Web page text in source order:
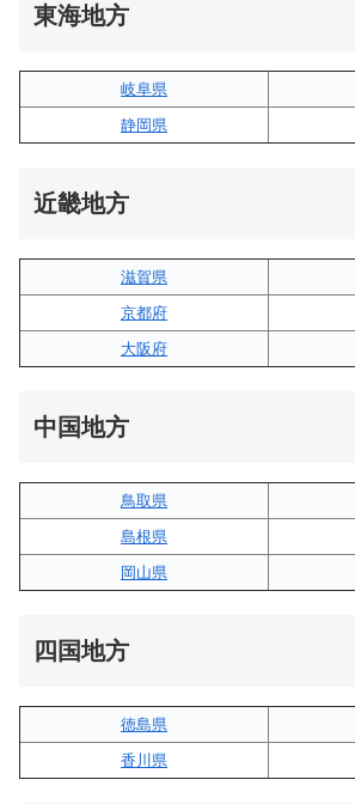
東海地方
岐阜県
静岡県
近畿地方
滋賀県
京都府
大阪府
中国地方
鳥取県
島根県
岡山県
四国地方
徳島県
香川県